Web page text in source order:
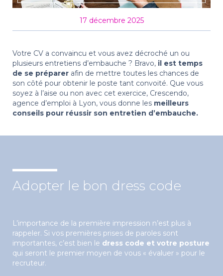
17 décembre 2025
Votre CV a convaincu et vous avez décroché un ou
plusieurs entretiens d’embauche ? Bravo, il est temps
de se préparer afin de mettre toutes les chances de
son côté pour obtenir le poste tant convoité. Que vous
soyez à l’aise ou non avec cet exercice, Crescendo,
agence d’emploi à Lyon, vous donne les meilleurs
conseils pour réussir son entretien d’embauche.
Adopter le bon dress code
L’importance de la première impression n’est plus à
rappeler. Si vos premières prises de paroles sont
importantes, c’est bien le dress code et votre posture
qui seront le premier moyen de vous « évaluer » pour le
recruteur.